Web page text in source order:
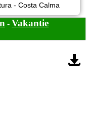
- Costa Calma
- Vakantie